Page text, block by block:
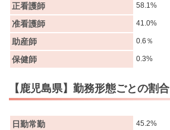
正看護師 58.1%
准看護師 41.0%
助産師 0.6％
保健師 0.3%
【鹿児島県】勤務形態ごとの割合
日勤常勤 45.2%